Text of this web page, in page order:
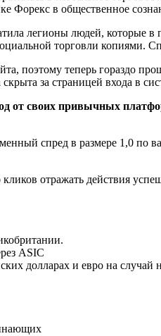
Форекс в общественное
легионы людей,
торговли копиями.
поэтому теперь гораздо
за страницей входа в
от своих привычных
спред в размере 1,0
кликов отражать действия
ASIC
долларах и евро на случай